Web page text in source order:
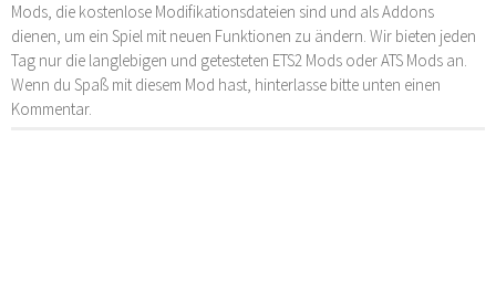
Mods, die kostenlose Modifikationsdateien sind und als Addons
dienen, um ein Spiel mit neuen Funktionen zu ändern. Wir bieten jeden
Tag nur die langlebigen und getesteten ETS2 Mods oder ATS Mods an.
Wenn du Spaß mit diesem Mod hast, hinterlasse bitte unten einen
Kommentar.